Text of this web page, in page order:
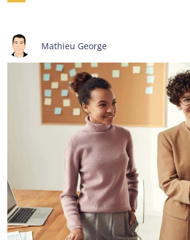
Mathieu George